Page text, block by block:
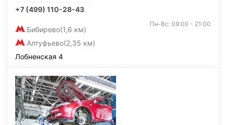
+7 (499) 110-28-43
Бибирево(1,6 км)
Алтуфьево(2,35 км)
Пн-Вс: 09:00 - 21:00
Лобненская 4